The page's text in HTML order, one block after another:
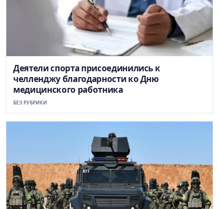
Деятели спорта присоединились к
челленджу благодарности ко Дню
медицинского работника
БЕЗ РУБРИКИ